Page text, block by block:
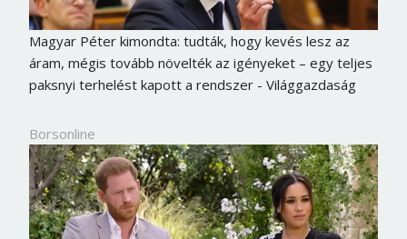
Magyar Péter kimondta: tudták, hogy kevés lesz az
áram, mégis tovább növelték az igényeket – egy teljes
paksnyi terhelést kapott a rendszer - Világgazdaság
Borsonline